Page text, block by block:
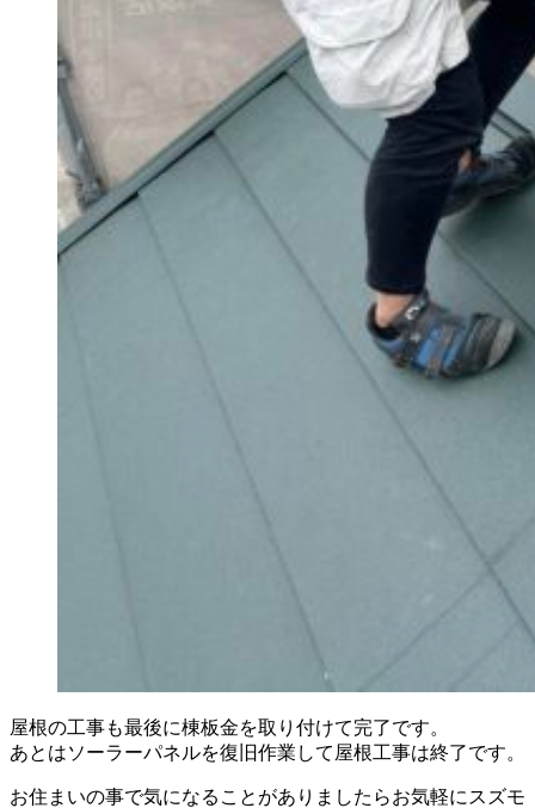
屋根の工事も最後に棟板金を取り付けて完了です。
あとはソーラーパネルを復旧作業して屋根工事は終了です。
お住まいの事で気になることがありましたらお気軽にスズモ